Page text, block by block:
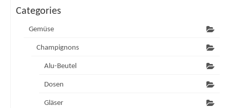
Categories
Gemüse
Champignons
Alu-Beutel
Dosen
Gläser